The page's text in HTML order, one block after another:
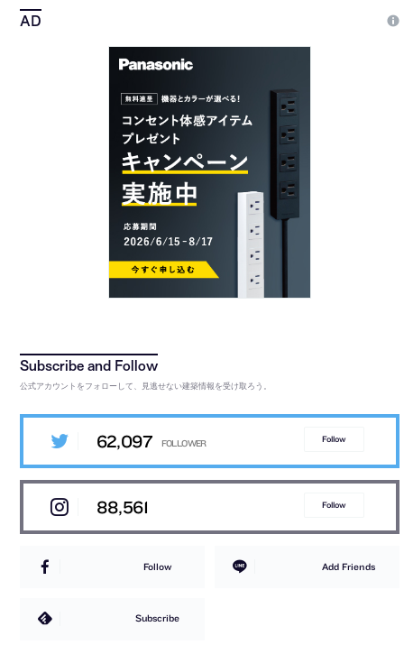
公式アカウントをフォローして、見逃せない建築情報を受け取ろう。
62,097 Follow
88,561 Follow
Follow Add Friends
Subscribe